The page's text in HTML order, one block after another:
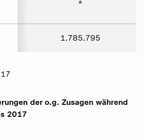
*
1.785.795
der o.g. Zusagen während
2017